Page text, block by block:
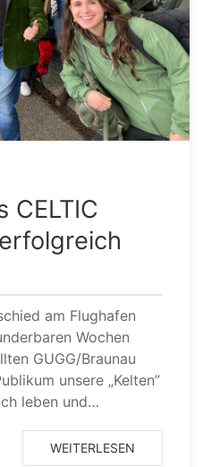
CELTIC
am Flughafen
Wochen
GUGG/Braunau
unsere „Kelten”
leben und…
WEITERLESEN